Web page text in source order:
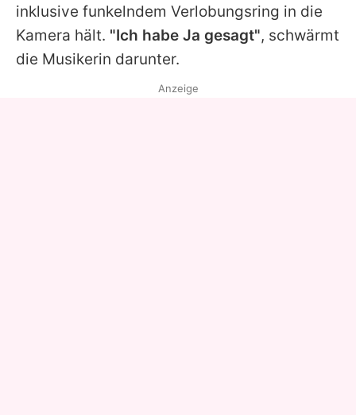
Datenschutzerklärung
Nutzungsbedingungen
Utiq verwalten
inklusive funkelndem Verlobungsring in die
Kamera hält. "Ich habe Ja gesagt", schwärmt
die Musikerin darunter.
Anzeige